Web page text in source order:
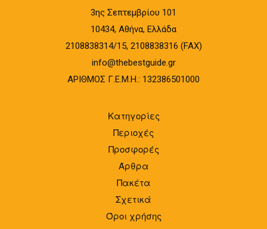
3ης Σεπτεμβρίου 101
10434, Αθήνα, Ελλάδα
2108838314/15, 2108838316 (FAX)
info@thebestguide.gr
ΑΡΙΘΜΟΣ Γ.Ε.Μ.Η.: 132386501000
Κατηγορίες
Περιοχές
Προσφορές
Άρθρα
Πακέτα
Σχετικά
Όροι χρήσης